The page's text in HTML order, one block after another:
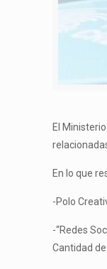
El
En lo que
-Polo
-“Redes
Cantidad